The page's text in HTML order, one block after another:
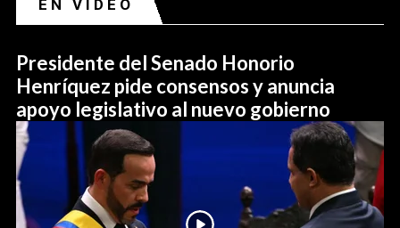
EN VIDEO
Presidente del Senado Honorio
Henríquez pide consensos y anuncia
apoyo legislativo al nuevo gobierno